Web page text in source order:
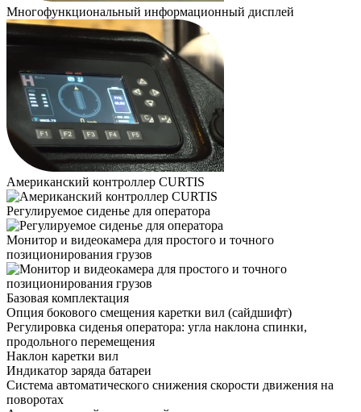
Многофункциональный информационный дисплей
Американский контроллер CURTIS
Регулируемое сиденье для оператора
Монитор и видеокамера для простого и точного
позиционирования грузов
Базовая комплектация
Опция бокового смещения каретки вил (сайдшифт)
Регулировка сиденья оператора: угла наклона спинки,
продольного перемещения
Наклон каретки вил
Индикатор заряда батареи
Система автоматического снижения скорости движения на
поворотах